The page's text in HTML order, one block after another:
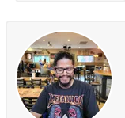
позволит Apple
победить22 May 2026